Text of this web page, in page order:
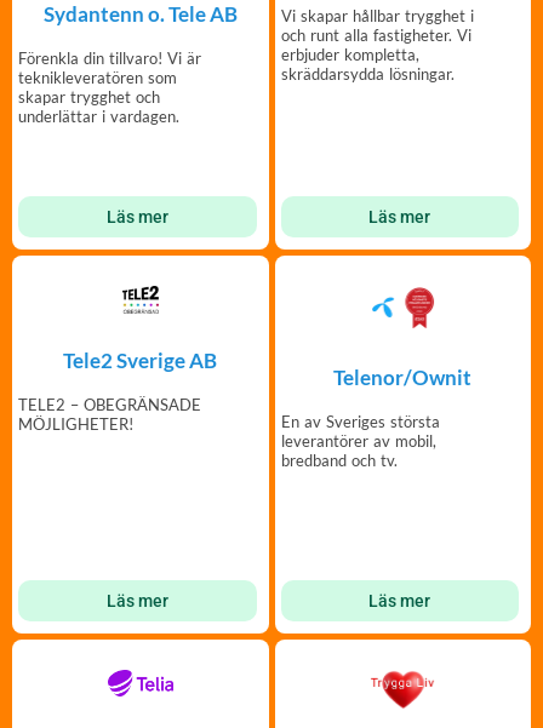
Sydantenn o. Tele AB
Förenkla din tillvaro! Vi är
teknikleveratören som
skapar trygghet och
underlättar i vardagen.
Läs mer
Vi skapar hållbar trygghet i
och runt alla fastigheter. Vi
erbjuder kompletta,
skräddarsydda lösningar.
Läs mer
Tele2 Sverige AB
TELE2 – OBEGRÄNSADE
MÖJLIGHETER!
Läs mer
Telenor/Ownit
En av Sveriges största
leverantörer av mobil,
bredband och tv.
Läs mer